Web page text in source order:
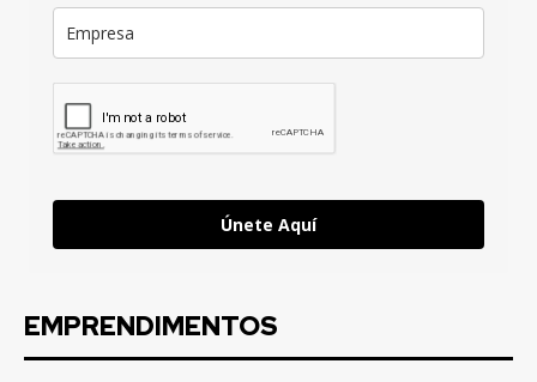
Únete Aquí
EMPRENDIMENTOS